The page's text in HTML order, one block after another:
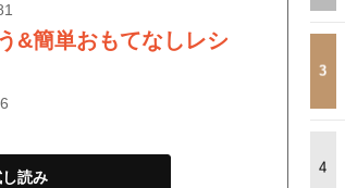
&簡単おもてなしレシ
読み
3
4